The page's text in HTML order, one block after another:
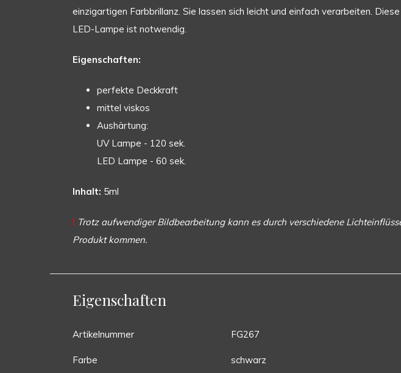
einzigartigen Farbbrillanz. Sie lassen sich leicht und einfach verarbeiten.
LED-Lampe ist notwendig.
Eigenschaften:
perfekte Deckkraft
mittel viskos
Aushärtung:
UV Lampe - 120 sek.
LED Lampe - 60 sek.
Inhalt: 5ml
! Trotz aufwendiger Bildbearbeitung kann es durch verschiedene
Produkt kommen.
Eigenschaften
Artikelnummer FG267
Farbe schwarz